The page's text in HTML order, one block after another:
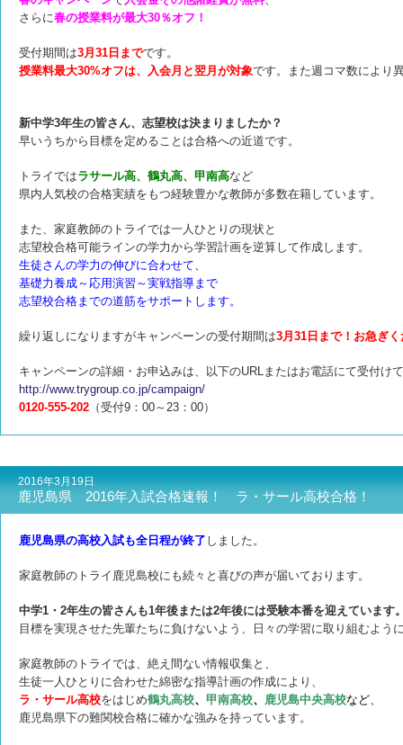
さらに春の授業料が最大30％オフ！
受付期間は3月31日までです。
授業料最大30%オフは、入会月と翌月が対象です。また週コマ数により
新中学3年生の皆さん、志望校は決まりましたか？
早いうちから目標を定めることは合格への近道です。
トライではラサール高、鶴丸高、甲南高など
県内人気校の合格実績をもつ経験豊かな教師が多数在籍しています。
また、家庭教師のトライでは一人ひとりの現状と
志望校合格可能ラインの学力から学習計画を逆算して作成します。
生徒さんの学力の伸びに合わせて、
基礎力養成～応用演習～実戦指導まで
志望校合格までの道筋をサポートします。
繰り返しになりますがキャンペーンの受付期間は3月31日まで！お急ぎ
キャンペーンの詳細・お申込みは、以下のURLまたはお電話にて受付け
http://www.trygroup.co.jp/campaign/
0120-555-202 （受付9：00～23：00）
2016年3月19日
鹿児島県 2016年入試合格速報！ ラ・サール高校合格！
鹿児島県の高校入試も全日程が終了 しました。
家庭教師のトライ鹿児島校にも続々と喜びの声が届いております。
中学1・2年生の皆さんも1年後または2年後には受験本番を迎えています
目標を実現させた先輩たちに負けないよう、日々の学習に取り組むよう
家庭教師のトライでは、絶え間ない情報収集と、
生徒一人ひとりに合わせた綿密な指導計画の作成により、
ラ・サール高校をはじめ鶴丸高校、 甲南高校、 鹿児島中央高校など、
鹿児島県下の難関校合格に確かな強みを持っています。